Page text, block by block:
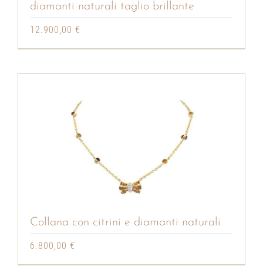
diamanti naturali taglio brillante
12.900,00 €
Collana con citrini e diamanti naturali
6.800,00 €